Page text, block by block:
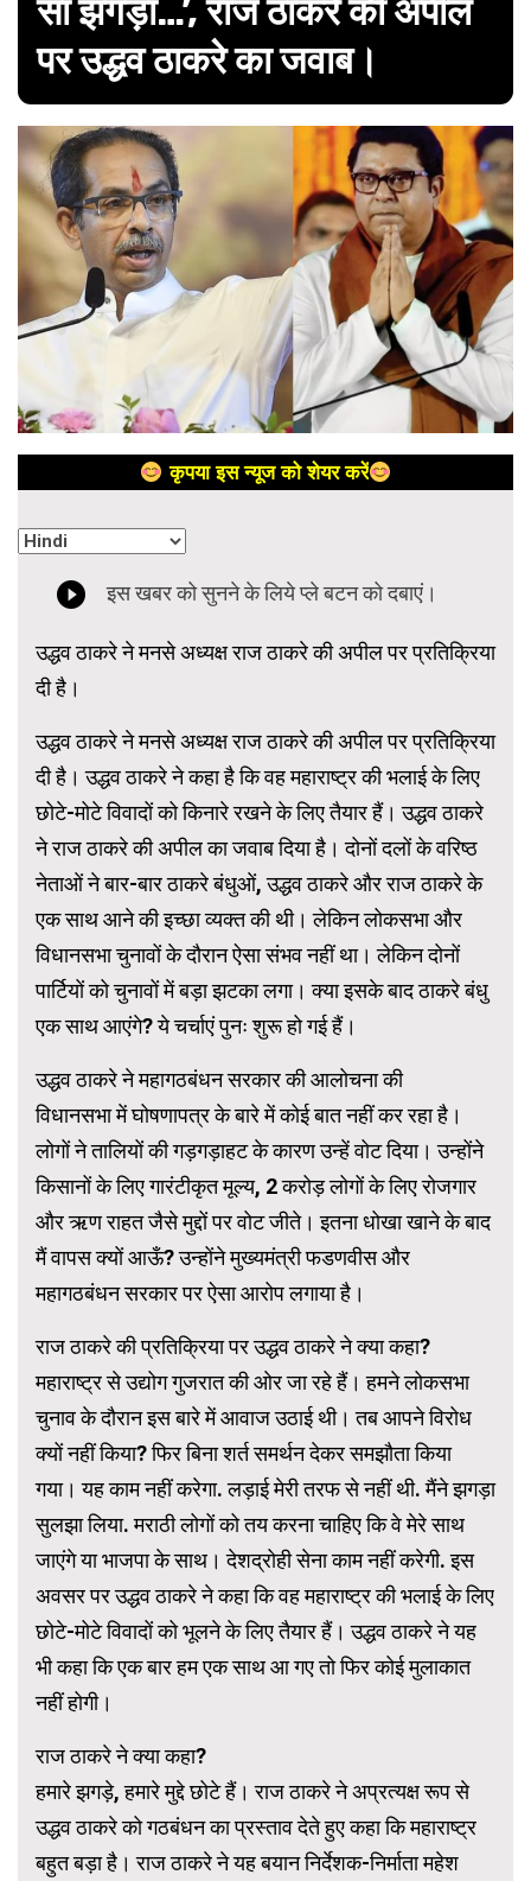
सा झगड़ा…’, राज ठाकरे की अपील
पर उद्धव ठाकरे का जवाब।
कृपया इस न्यूज को शेयर करें
उद्धव ठाकरे ने मनसे अध्यक्ष राज ठाकरे की अपील पर प्रतिक्रिया
दी है।
उद्धव ठाकरे ने मनसे अध्यक्ष राज ठाकरे की अपील पर प्रतिक्रिया
दी है। उद्धव ठाकरे ने कहा है कि वह महाराष्ट्र की भलाई के लिए
छोटे-मोटे विवादों को किनारे रखने के लिए तैयार हैं। उद्धव ठाकरे
ने राज ठाकरे की अपील का जवाब दिया है। दोनों दलों के वरिष्ठ
नेताओं ने बार-बार ठाकरे बंधुओं, उद्धव ठाकरे और राज ठाकरे के
एक साथ आने की इच्छा व्यक्त की थी। लेकिन लोकसभा और
विधानसभा चुनावों के दौरान ऐसा संभव नहीं था। लेकिन दोनों
पार्टियों को चुनावों में बड़ा झटका लगा। क्या इसके बाद ठाकरे बंधु
एक साथ आएंगे? ये चर्चाएं पुनः शुरू हो गई हैं।
उद्धव ठाकरे ने महागठबंधन सरकार की आलोचना की
विधानसभा में घोषणापत्र के बारे में कोई बात नहीं कर रहा है।
लोगों ने तालियों की गड़गड़ाहट के कारण उन्हें वोट दिया। उन्होंने
किसानों के लिए गारंटीकृत मूल्य, 2 करोड़ लोगों के लिए रोजगार
और ऋण राहत जैसे मुद्दों पर वोट जीते। इतना धोखा खाने के बाद
मैं वापस क्यों आऊँ? उन्होंने मुख्यमंत्री फडणवीस और
महागठबंधन सरकार पर ऐसा आरोप लगाया है।
राज ठाकरे की प्रतिक्रिया पर उद्धव ठाकरे ने क्या कहा?
महाराष्ट्र से उद्योग गुजरात की ओर जा रहे हैं। हमने लोकसभा
चुनाव के दौरान इस बारे में आवाज उठाई थी। तब आपने विरोध
क्यों नहीं किया? फिर बिना शर्त समर्थन देकर समझौता किया
गया। यह काम नहीं करेगा. लड़ाई मेरी तरफ से नहीं थी. मैंने झगड़ा
सुलझा लिया. मराठी लोगों को तय करना चाहिए कि वे मेरे साथ
जाएंगे या भाजपा के साथ। देशद्रोही सेना काम नहीं करेगी. इस
अवसर पर उद्धव ठाकरे ने कहा कि वह महाराष्ट्र की भलाई के लिए
छोटे-मोटे विवादों को भूलने के लिए तैयार हैं। उद्धव ठाकरे ने यह
भी कहा कि एक बार हम एक साथ आ गए तो फिर कोई मुलाकात
नहीं होगी।
राज ठाकरे ने क्या कहा?
हमारे झगड़े, हमारे मुद्दे छोटे हैं। राज ठाकरे ने अप्रत्यक्ष रूप से
उद्धव ठाकरे को गठबंधन का प्रस्ताव देते हुए कहा कि महाराष्ट्र
बहुत बड़ा है। राज ठाकरे ने यह बयान निर्देशक-निर्माता महेश